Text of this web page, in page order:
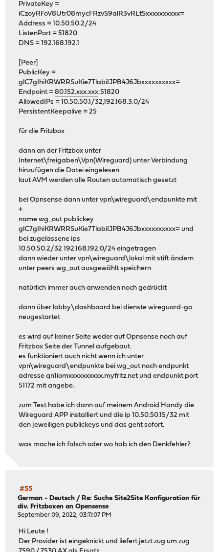
PrivateKey =
iCzoyRFoV8Utr08mycFRzvS9alR3vRLtSxxxxxxxxxx=
Address = 10.50.50.2/24
ListenPort = 51820
DNS = 192.168.192.1
[Peer]
PublicKey =
glC7gIhiKRWRRSuKie7TlabiIJPB4J6Jbxxxxxxxxxx=
Endpoint =80.152.xxx.xxx:51820
AllowedIPs = 10.50.50.1/32,192.168.3.0/24
PersistentKeepalive = 25
für die Fritzbox
dann an der Fritzbox unter
Internet\freigaben\Vpn(Wireguard) unter Verbindung
hinzufügen die Datei eingelesen
laut AVM werden alle Routen automatisch gesetzt
bei Opnsense dann unter vpn\wireguard\endpunkte mit
+
name wg_out publickey
glC7gIhiKRWRRSuKie7TlabiIJPB4J6Jbxxxxxxxxxx= und
bei zugelassene ips
10.50.50.2/32 192.168.192.0/24 eingetragen
dann wieder unter vpn\wireguard\lokal mit stift ändern
unter peers wg_out ausgewählt speichern
natürlich immer auch anwenden noch gedrückt
dann über lobby\dashboard bei dienste wireguard-go
neugestartet
es wird auf keiner Seite weder auf Opnsense noch auf
Fritzbox Seite der Tunnel aufgebaut.
es funktioniert auch nicht wenn ich unter
vpn\wireguard\endpunkte bei wg_out noch endpunkt
adresseqn1iomxxxxxxxxxx.myfritz.netund endpunkt port
51172 mit angebe.
zum Test habe ich dann auf meinem Android Handy die
Wireguard APP installiert und die ip 10.50.50.15/32 mit
den jeweiligen publickeys und das geht sofort.
was mache ich falsch oder wo hab ich den Denkfehler?
#55
German - Deutsch / Re: Suche Site2Site Konfiguration für
div. Fritzboxen an Opensense
September 09, 2022, 03:11:07 PM
Hi Leute !
Der Provider ist eingeknickt und liefert jetzt zug um zug